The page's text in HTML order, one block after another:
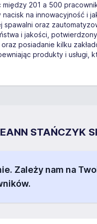
201 a 500
na innowacyjność i
oraz
i jakości,
posiadanie kilku
produkty i
STAŃCZYK
Zależy nam na